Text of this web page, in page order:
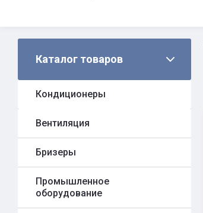
Каталог товаров
Кондиционеры
Вентиляция
Бризеры
Промышленное
оборудование